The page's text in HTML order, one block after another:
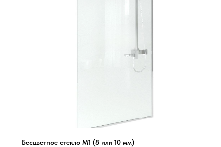
Бесцветное стекло М1 (8 или 10 мм)